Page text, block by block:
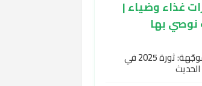
غذاء وضياء |
نوصي بها
التغذية الموجّهة: ثورة 2025 في